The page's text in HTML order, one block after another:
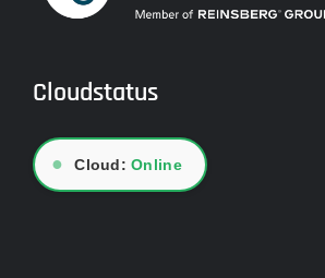
Cloudstatus
● Cloud:Online